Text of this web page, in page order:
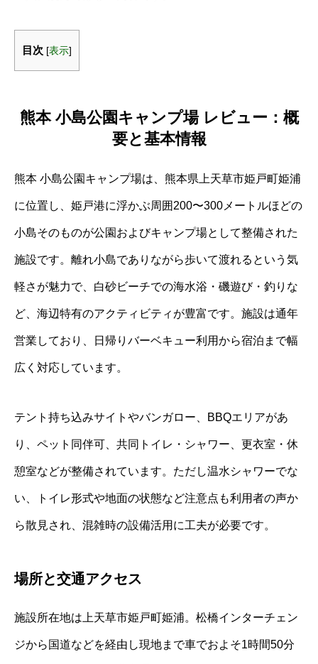
目次 [表示]
熊本 小島公園キャンプ場 レビュー：概
要と基本情報
熊本 小島公園キャンプ場は、熊本県上天草市姫戸町姫浦
に位置し、姫戸港に浮かぶ周囲200〜300メートルほどの
小島そのものが公園およびキャンプ場として整備された
施設です。離れ小島でありながら歩いて渡れるという気
軽さが魅力で、白砂ビーチでの海水浴・磯遊び・釣りな
ど、海辺特有のアクティビティが豊富です。施設は通年
営業しており、日帰りバーベキュー利用から宿泊まで幅
広く対応しています。
テント持ち込みサイトやバンガロー、BBQエリアがあ
り、ペット同伴可、共同トイレ・シャワー、更衣室・休
憩室などが整備されています。ただし温水シャワーでな
い、トイレ形式や地面の状態など注意点も利用者の声か
ら散見され、混雑時の設備活用に工夫が必要です。
場所と交通アクセス
施設所在地は上天草市姫戸町姫浦。松橋インターチェン
ジから国道などを経由し現地まで車でおよそ1時間50分